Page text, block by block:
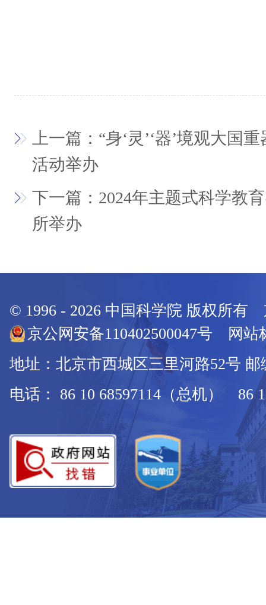
上一篇：“身‘灵’‘器’境观大国
活动举办
下一篇：2024年主题式科学教
所举办
© 1996 - 2026 中国科学院 版权所有
京公网安备110402500047号 网站
地址：北京市西城区三里河路52号 邮
电话： 86 10 68597114（总机） 86